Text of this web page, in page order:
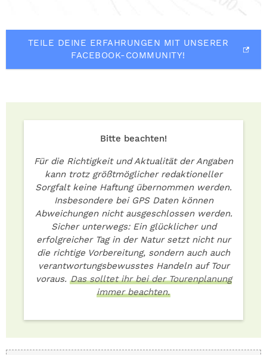
TEILE DEINE ERFAHRUNGEN MIT UNSERER
FACEBOOK-COMMUNITY!
Bitte beachten!
Für die Richtigkeit und Aktualität der Angaben
kann trotz größtmöglicher redaktioneller
Sorgfalt keine Haftung übernommen werden.
Insbesondere bei GPS Daten können
Abweichungen nicht ausgeschlossen werden.
Sicher unterwegs: Ein glücklicher und
erfolgreicher Tag in der Natur setzt nicht nur
die richtige Vorbereitung, sondern auch auch
verantwortungsbewusstes Handeln auf Tour
voraus. Das solltet ihr bei der Tourenplanung
immer beachten.